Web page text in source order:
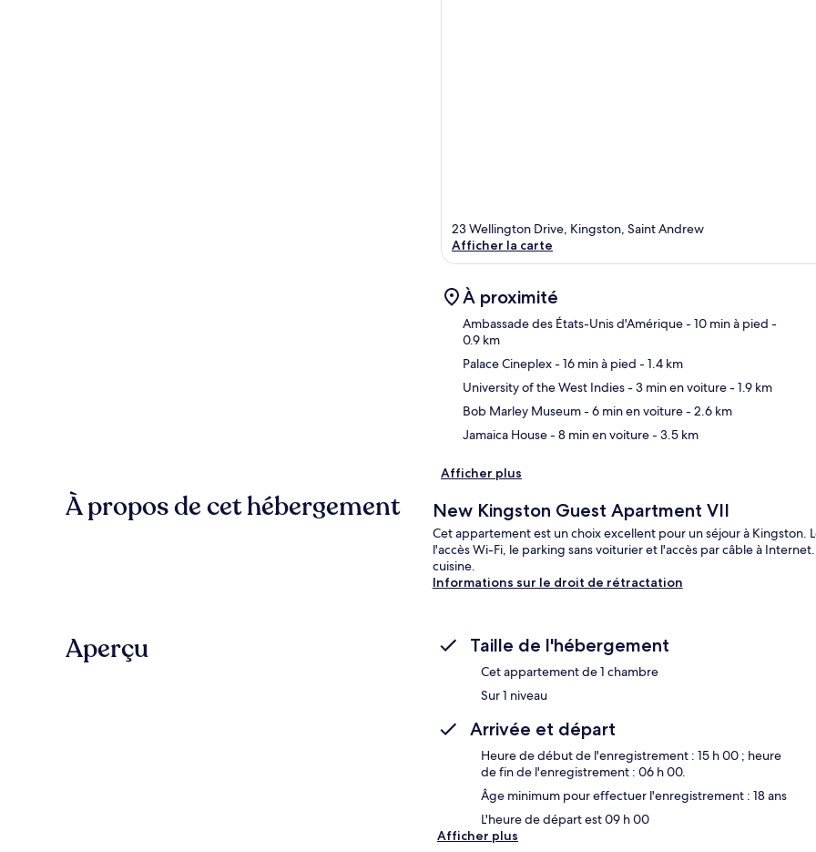
23 Wellington Drive, Kingston, Saint Andrew
Afficher la carte
À proximité
Ambassade des États-Unis d'Amérique- 10 min à pied -
0.9 km
Palace Cineplex- 16 min à pied - 1.4 km
University of the West Indies- 3 min en voiture- 1.9 km
Bob Marley Museum- 6 min en voiture- 2.6 km
Jamaica House- 8 min en voiture- 3.5 km
Afficher plus
À propos de cet hébergement New Kingston Guest Apartment VII
Cet appartement est un choix excellent pour un séjour à
l'accès Wi-Fi, le parking sans voiturier et l'accès par câble à
cuisine.
Informations sur le droit de rétractation
Aperçu Taille de l'hébergement
Cet appartement de 1 chambre
Sur 1 niveau
Arrivée et départ
Heure de début de l'enregistrement : 15 h 00 ; heure
de fin de l'enregistrement : 06 h 00.
Âge minimum pour effectuer l'enregistrement : 18 ans
L'heure de départ est 09 h 00
Afficher plus